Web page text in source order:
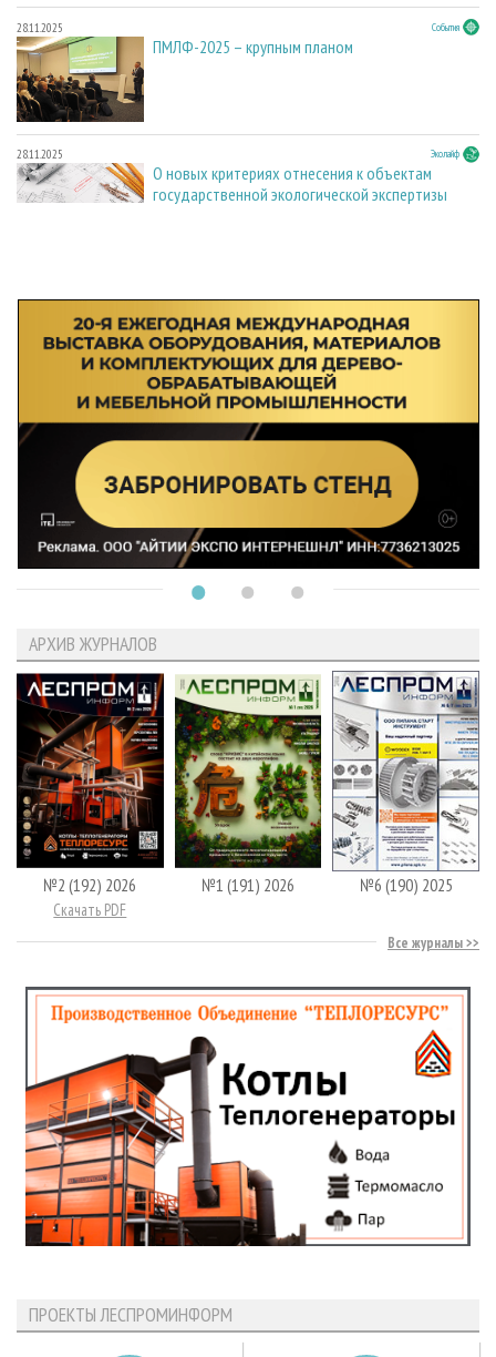
28.11.2025 События
ПМЛФ-2025 – крупным планом
28.11.2025 Эколайф
О новых критериях отнесения к объектам
государственной экологической экспертизы
АРХИВ ЖУРНАЛОВ
№2 (192) 2026
Скачать PDF
№1 (191) 2026 №6 (190) 2025
Все журналы
ПРОЕКТЫ ЛЕСПРОМИНФОРМ